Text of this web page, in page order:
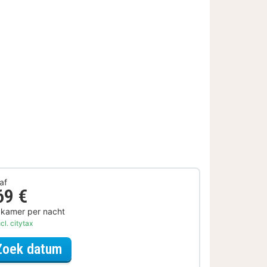
€
per nacht
citytax
datum